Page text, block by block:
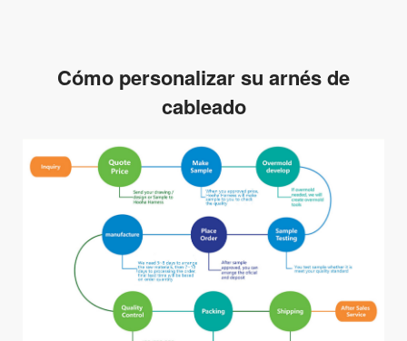
Cómo personalizar su arnés de
cableado